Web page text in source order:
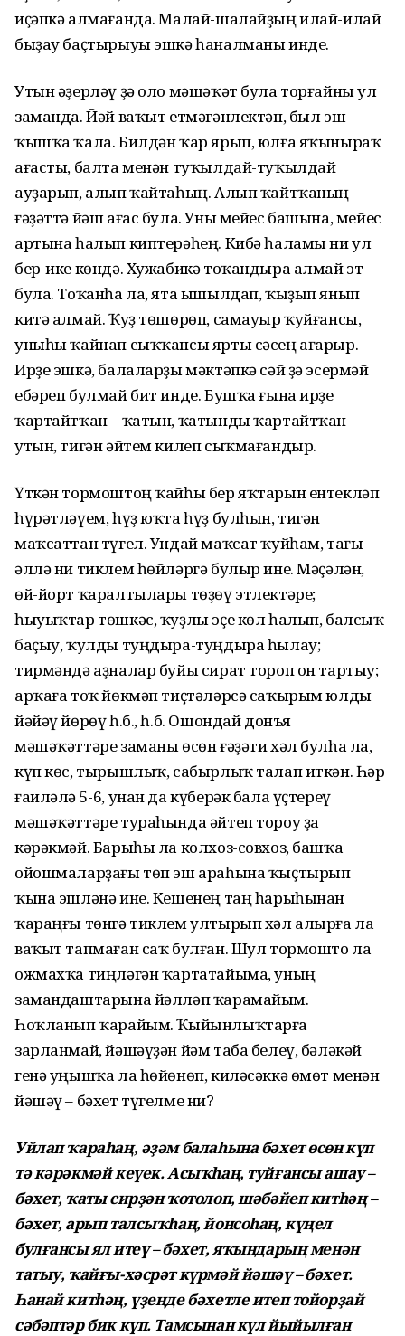
иҫәпкә алмағанда. Малай-шалайҙың илай-илай
быҙау баҫтырыуы эшкә һаналманы инде.
Утын әҙерләү ҙә оло мәшәҡәт була торғайны ул
заманда. Йәй ваҡыт етмәгәнлектән, был эш
ҡышҡа ҡала. Билдән ҡар ярып, юлға яҡыныраҡ
ағасты, балта менән туҡылдай-туҡылдай
ауҙарып, алып ҡайтаһың. Алып ҡайтҡаның
ғәҙәттә йәш ағас була. Уны мейес башына, мейес
артына һалып киптерәһең. Кибә һаламы ни ул
бер-ике көндә. Хужабикә тоҡандыра алмай эт
була. Тоҡанһа ла, ята ышылдап, ҡыҙып янып
китә алмай. Ҡуҙ төшөрөп, самауыр ҡуйғансы,
уныһы ҡайнап сыҡҡансы ярты сәсең ағарыр.
Ирҙе эшкә, балаларҙы мәктәпкә сәй ҙә эсермәй
ебәреп булмай бит инде. Бушҡа ғына ирҙе
ҡартайтҡан – ҡатын, ҡатынды ҡартайтҡан –
утын, тигән әйтем килеп сыҡмағандыр.
Үткән тормоштоң ҡайһы бер яҡтарын ентекләп
һүрәтләүем, һүҙ юҡта һүҙ булһын, тигән
маҡсаттан түгел. Ундай маҡсат ҡуйһам, тағы
әллә ни тиклем һөйләргә булыр ине. Мәҫәлән,
өй-йорт ҡаралтылары төҙөү этлектәре;
һыуыҡтар төшкәс, ҡуҙлы эҫе көл һалып, балсыҡ
баҫыу, ҡулды туңдыра-туңдыра һылау;
тирмәндә аҙналар буйы сират тороп он тартыу;
арҡаға тоҡ йөкмәп тиҫтәләрсә саҡырым юлды
йәйәү йөрөү һ.б., һ.б. Ошондай донъя
мәшәҡәттәре заманы өсөн ғәҙәти хәл булһа ла,
күп көс, тырышлыҡ, сабырлыҡ талап иткән. Һәр
ғаиләлә 5-6, унан да күберәк бала үҫтереү
мәшәҡәттәре тураһында әйтеп тороу ҙа
кәрәкмәй. Барыһы ла колхоз-совхоз, башҡа
ойошмаларҙағы төп эш араһына ҡыҫтырып
ҡына эшләнә ине. Кешенең таң һарыһынан
ҡараңғы төнгә тиклем ултырып хәл алырға ла
ваҡыт тапмаған саҡ булған. Шул тормошто ла
ожмахҡа тиңләгән ҡартатайыма, уның
замандаштарына йәлләп ҡарамайым.
Һоҡланып ҡарайым. Ҡыйынлыҡтарға
зарланмай, йәшәүҙән йәм таба белеү, бәләкәй
генә уңышҡа ла һөйөнөп, киләсәккә өмөт менән
йәшәү – бәхет түгелме ни?
Уйлап ҡараһаң, әҙәм балаһына бәхет өсөн күп
тә кәрәкмәй кеүек. Асыҡһаң, туйғансы ашау –
бәхет, ҡаты сирҙән ҡотолоп, шәбәйеп китһәң –
бәхет, арып талсыҡһаң, йонсоһаң, күңел
булғансы ял итеү – бәхет, яҡындарың менән
татыу, ҡайғы-хәсрәт күрмәй йәшәү – бәхет.
Һанай китһәң, үҙеңде бәхетле итеп тойорҙай
сәбәптәр бик күп. Тамсынан күл йыйылған